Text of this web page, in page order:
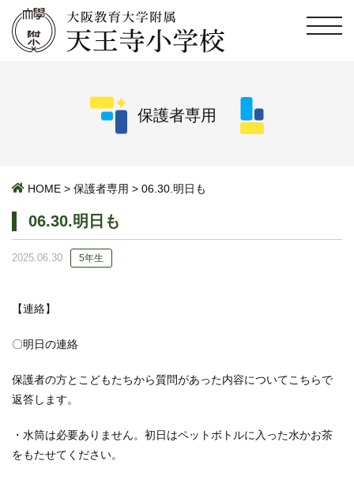
保護者専用
HOME > 保護者専用 > 06.30.明日も
06.30.明日も
2025.06.30 5年生
【連絡】
〇明日の連絡
保護者の方とこどもたちから質問があった内容についてこちらで
返答します。
・水筒は必要ありません。初日はペットボトルに入った水かお茶
をもたせてください。